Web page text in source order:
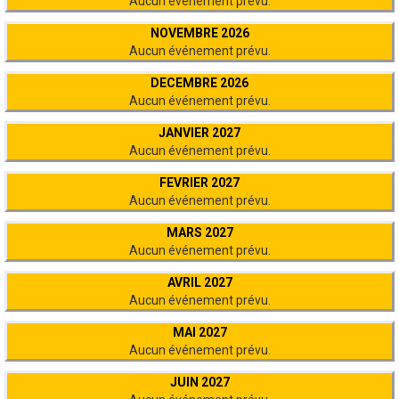
NOVEMBRE 2026
Aucun événement prévu.
DECEMBRE 2026
Aucun événement prévu.
JANVIER 2027
Aucun événement prévu.
FEVRIER 2027
Aucun événement prévu.
MARS 2027
Aucun événement prévu.
AVRIL 2027
Aucun événement prévu.
MAI 2027
Aucun événement prévu.
JUIN 2027